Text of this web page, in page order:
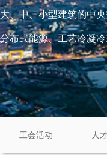
大、中、小型建筑的中
分布式能源、工艺冷凝
工会活动 人